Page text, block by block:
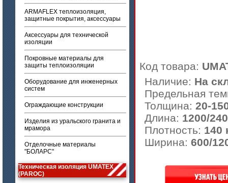
ARMAFLEX теплоизоляция,
защитные покрытия, аксессуары
Аксессуары для технической
изоляции
Покровные материалы для
защиты теплоизоляции
Оборудование для инженерных
систем
Ограждающие конструкции
Изделия из уральского гранита и
мрамора
Отделочные материалы
"БОЛАРС"
Техническая изоляция UMATEX
(PAROC)
Код товара:
Наличие: На
Предельная
Толщина: 20-
Длина: 1200/
Плотность: 140
Ширина: 600/